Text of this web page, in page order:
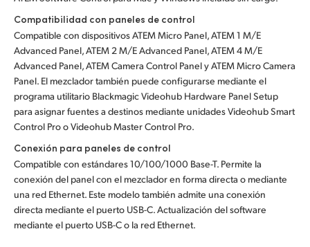
Compatibilidad con paneles de control
Compatible con dispositivos ATEM Micro Panel, ATEM 1 M/E
Advanced Panel, ATEM 2 M/E Advanced Panel, ATEM 4 M/E
Advanced Panel, ATEM Camera Control Panel y ATEM Micro Camera
Panel. El mezclador también puede configurarse mediante el
programa utilitario Blackmagic Videohub Hardware Panel Setup
para asignar fuentes a destinos mediante unidades Videohub Smart
Control Pro o Videohub Master Control Pro.
Conexión para paneles de control
Compatible con estándares 10/100/1000 Base-T. Permite la
conexión del panel con el mezclador en forma directa o mediante
una red Ethernet. Este modelo también admite una conexión
directa mediante el puerto USB-C. Actualización del software
mediante el puerto USB-C o la red Ethernet.